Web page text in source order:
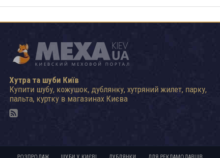
Хутра та шуби Київ
Купити шубу, кожушок, дублянку, хутряний жилет, парку,
пальта, куртку в магазинах Києва